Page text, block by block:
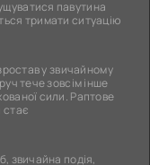
павутина
тримати ситуацію
у звичайному
тече зовсім інше
сили. Раптове
стає
звичайна подія,